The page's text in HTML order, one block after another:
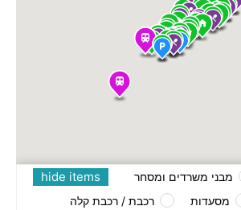
hide items
מבני משרדים ומסחר
מסעדות רכבת / רכבת קלה